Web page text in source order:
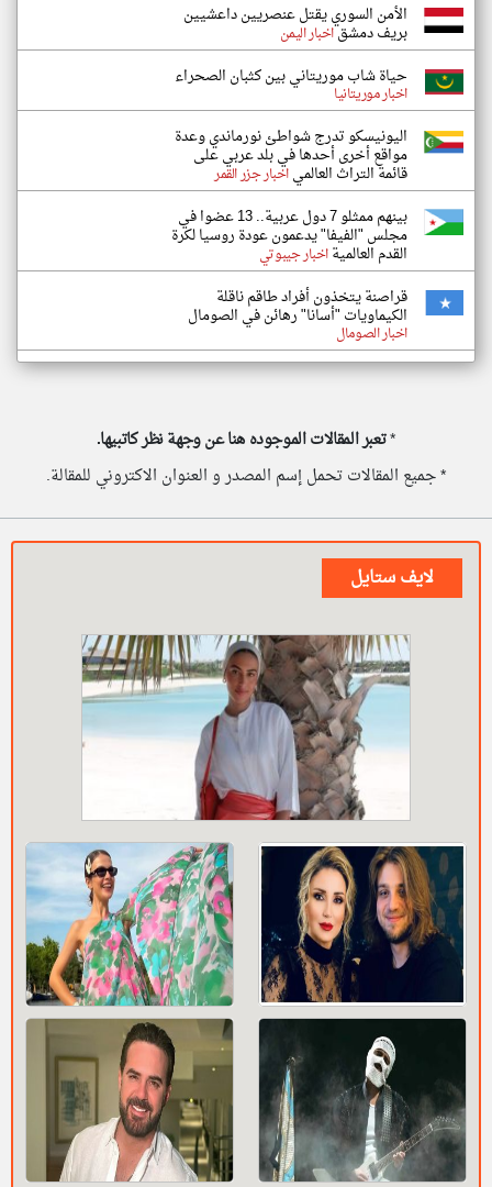
الأمن السوري يقتل عنصريين داعشيين
بريف دمشقاخبار اليمن
حياة شاب موريتاني بين كثبان الصحراء
اخبار موريتانيا
اليونيسكو تدرج شواطئ نورماندي وعدة
مواقع أخرى أحدها في بلد عربي على
قائمة التراث العالمياخبار جزر القمر
بينهم ممثلو 7 دول عربية.. 13 عضوا في
مجلس "الفيفا" يدعمون عودة روسيا لكرة
القدم العالميةاخبار جيبوتي
قراصنة يتخذون أفراد طاقم ناقلة
الكيماويات "أسانا" رهائن في الصومال
اخبار الصومال
*تعبر المقالات الموجوده هنا عن وجهة نظر كاتبيها.
* جميع المقالات تحمل إسم المصدر و العنوان الاكتروني للمقالة.
لايف ستايل